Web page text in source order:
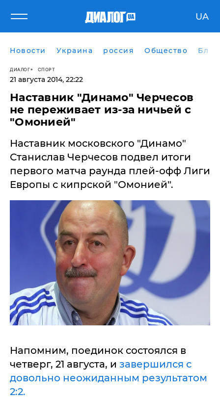
UA
Новости Украина россия Общество
ДИАЛОГ СПОРТ
21 августа 2014, 22:22
Наставник "Динамо" Черчесов
не переживает из-за ничьей с
"Омонией"
​Наставник московского "Динамо"
Станислав Черчесов подвел итоги
первого матча раунда плей-офф Лиги
Европы с кипрской "Омонией".
Напомним, поединок состоялся в
четверг, 21 августа, и завершился с
довольно неожиданным результатом
2:2.